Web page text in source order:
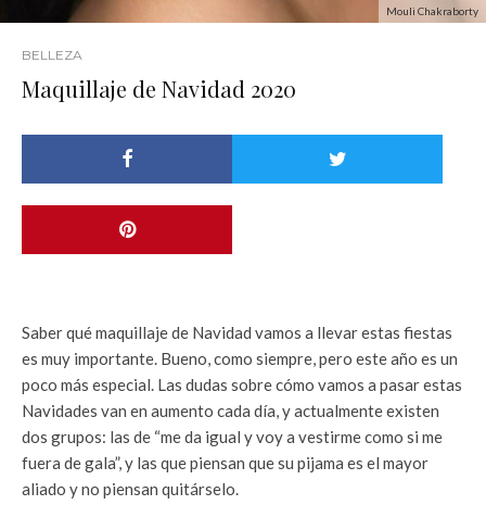
Mouli Chakraborty
BELLEZA
Maquillaje de Navidad 2020
Saber qué maquillaje de Navidad vamos a llevar estas fiestas
es muy importante. Bueno, como siempre, pero este año es un
poco más especial. Las dudas sobre cómo vamos a pasar estas
Navidades van en aumento cada día, y actualmente existen
dos grupos: las de “me da igual y voy a vestirme como si me
fuera de gala”, y las que piensan que su pijama es el mayor
aliado y no piensan quitárselo.